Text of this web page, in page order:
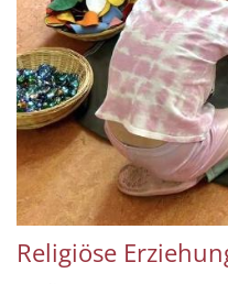
Religiöse